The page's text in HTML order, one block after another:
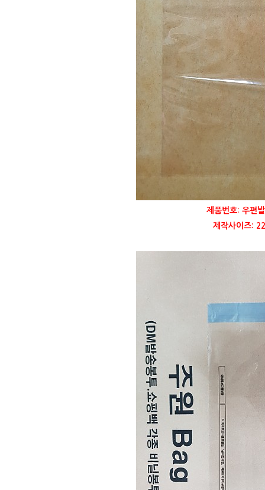
제품번호: 우편
제작사이즈: